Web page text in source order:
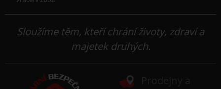
Sloužíme těm, kteří chrání životy, zdraví a
majetek druhých.